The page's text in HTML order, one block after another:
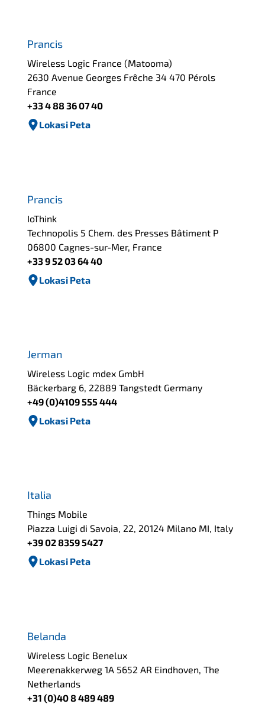
Prancis
Wireless Logic France (Matooma)
2630 Avenue Georges Frêche 34 470 Pérols
France
+33 4 88 36 07 40
Lokasi Peta
Prancis
IoThink
Technopolis 5 Chem. des Presses Bâtiment P
06800 Cagnes-sur-Mer, France
+33 9 52 03 64 40
Lokasi Peta
Jerman
Wireless Logic mdex GmbH
Bäckerbarg 6, 22889 Tangstedt Germany
+49 (0)4109 555 444
Lokasi Peta
Italia
Things Mobile
Piazza Luigi di Savoia, 22, 20124 Milano MI, Italy
+39 02 8359 5427
Lokasi Peta
Belanda
Wireless Logic Benelux
Meerenakkerweg 1A 5652 AR Eindhoven, The
Netherlands
+31 (0)40 8 489 489